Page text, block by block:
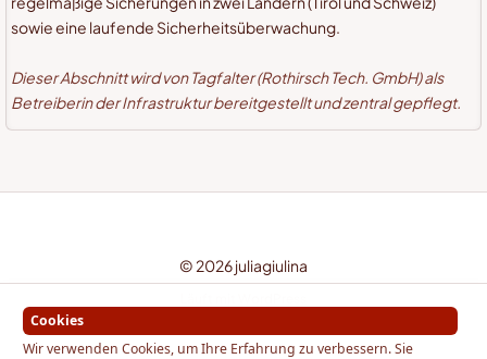
sowie eine laufende Sicherheitsüberwachung.
Dieser Abschnitt wird von Tagfalter (Rothirsch Tech. GmbH) als
Betreiberin der Infrastruktur bereitgestellt und zentral gepflegt.
© 2026 juliagiulina
Cookies
Wir verwenden Cookies, um Ihre Erfahrung zu verbessern. Sie